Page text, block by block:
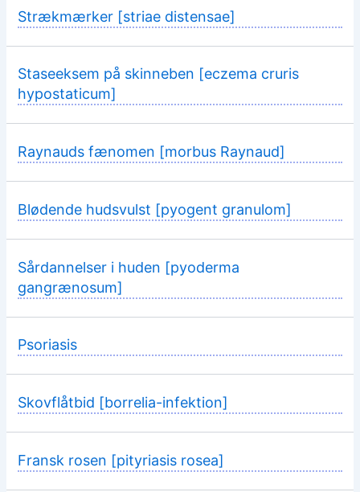
Strækmærker [striae distensae]
Staseeksem på skinneben [eczema cruris
hypostaticum]
Raynauds fænomen [morbus Raynaud]
Blødende hudsvulst [pyogent granulom]
Sårdannelser i huden [pyoderma
gangrænosum]
Psoriasis
Skovflåtbid [borrelia-infektion]
Fransk rosen [pityriasis rosea]